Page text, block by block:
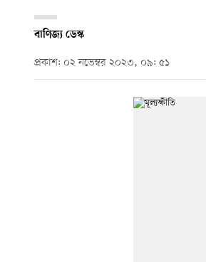
বাণিজ্য ডেস্ক
প্রকাশ: ০২ নভেম্বর ২০২৩, ০৯: ৫১